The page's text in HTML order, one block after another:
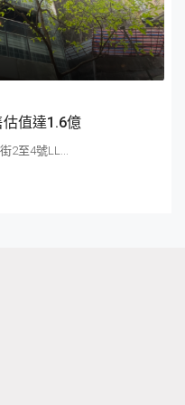
值達1.6億
2至4號LL...